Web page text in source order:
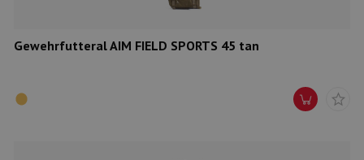
Gewehrfutteral AIM FIELD SPORTS 45 tan